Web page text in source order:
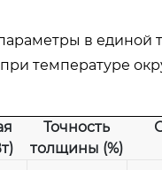
в единой
температуре
Точность
толщины (%)